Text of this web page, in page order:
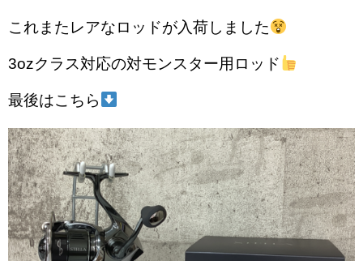
これまたレアなロッドが入荷しました
3ozクラス対応の対モンスター用ロッド
最後はこちら